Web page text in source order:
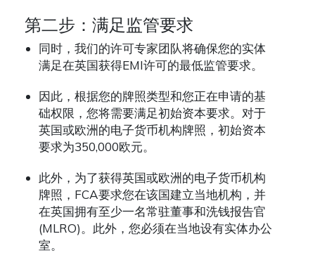
第二步：满足监管要求
同时，我们的许可专家团队将确保您的实体
满足在英国获得EMI许可的最低监管要求。
因此，根据您的牌照类型和您正在申请的基
础权限，您将需要满足初始资本要求。对于
英国或欧洲的电子货币机构牌照，初始资本
要求为350,000欧元。
此外，为了获得英国或欧洲的电子货币机构
牌照，FCA要求您在该国建立当地机构，并
在英国拥有至少一名常驻董事和洗钱报告官
(MLRO)。此外，您必须在当地设有实体办公
室。